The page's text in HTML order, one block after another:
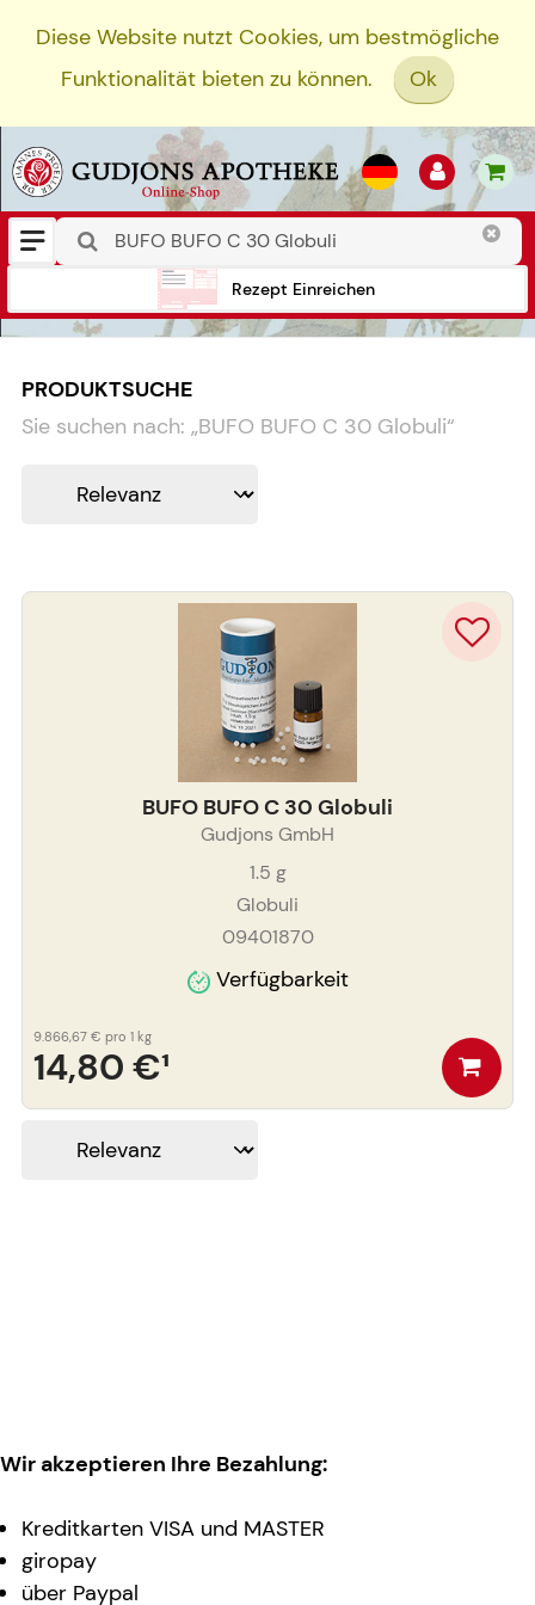
Diese Website nutzt Cookies, um bestmögliche
Funktionalität bieten zu können.
Ok
Rezept Einreichen
PRODUKTSUCHE
Sie suchen nach: „BUFO BUFO C 30 Globuli“
BUFO BUFO C 30 Globuli
Gudjons GmbH
1.5 g
Globuli
09401870
Verfügbarkeit
14,80 €¹
9.866,67 € pro 1 kg
Wir akzeptieren Ihre Bezahlung:
Kreditkarten VISA und MASTER
giropay
über Paypal